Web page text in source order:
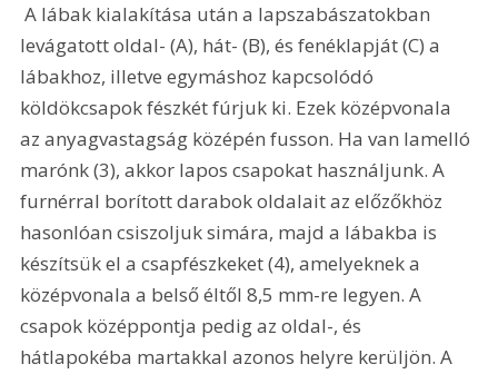
A lábak kialakítása után a lapszabászatokban
levágatott oldal- (A), hát- (B), és fenéklapját (C) a
lábakhoz, illetve egymáshoz kapcsolódó
köldökcsapok fészkét fúrjuk ki. Ezek középvonala
az anyagvastagság középén fusson. Ha van lamelló
marónk (3), akkor lapos csapokat használjunk. A
furnérral borított darabok oldalait az előzőkhöz
hasonlóan csiszoljuk simára, majd a lábakba is
készítsük el a csapfészkeket (4), amelyeknek a
középvonala a belső éltől 8,5 mm-re legyen. A
csapok középpontja pedig az oldal-, és
hátlapokéba martakkal azonos helyre kerüljön. A